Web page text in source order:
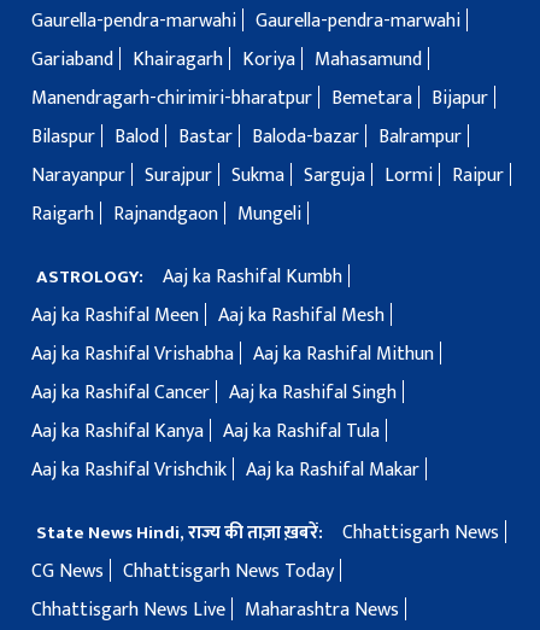
Gaurella-pendra-marwahi Gaurella-pendra-marwahi
Gariaband
Khairagarh Koriya
Mahasamund
Manendragarh-chirimiri-bharatpur
Bemetara
Bijapur
Bilaspur
Balod Bastar Baloda-bazar
Balrampur
Narayanpur Surajpur Sukma Sarguja Lormi
Raipur
Raigarh
Rajnandgaon Mungeli
ASTROLOGY:
Aaj ka Rashifal Kumbh
Aaj ka Rashifal Meen Aaj ka Rashifal Mesh
Aaj ka Rashifal Vrishabha Aaj ka Rashifal Mithun
Aaj ka Rashifal Cancer Aaj ka Rashifal Singh
Aaj ka Rashifal Kanya Aaj ka Rashifal Tula
Aaj ka Rashifal Vrishchik Aaj ka Rashifal Makar
State News Hindi, राज्य की ताज़ा ख़बरें:
Chhattisgarh News
CG News
Chhattisgarh News Today
Chhattisgarh News Live
Maharashtra News